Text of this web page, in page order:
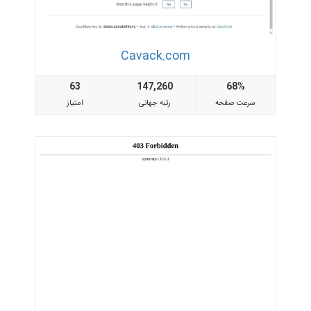
Cavack.com
63
امتیاز
147,260
رتبه جهانی
68%
سرعت صفحه